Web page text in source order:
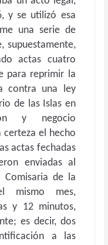
y se utilizó esa
una serie de
supuestamente,
actas cuatro
para reprimir la
contra una ley
de las Islas en
y negocio
certeza el hecho
actas fechadas
enviadas al
Comisaria de la
mismo mes,
y 12 minutos,
es decir, dos
a las